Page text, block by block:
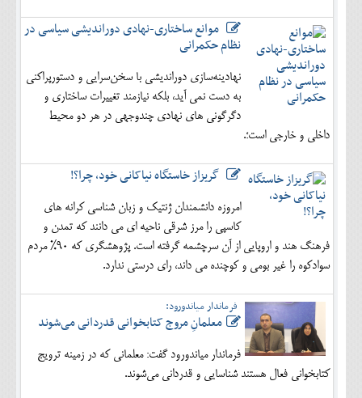
موانع ساختاری-نهادی دوراندیشی سیاسی در
نظام حکمرانی
نهادینه‌سازی دوراندیشی با سخن‌سرایی و دستورپراکنی
به دست نمی آید، بلکه نیازمند تغییرات ساختاری و
دگرگونی های نهادی چندوجهی در هر دو محیط
داخلی و خارجی است؛.
گریزاز خاستگاه نیاکانی خود، چرا؟!
امروزه دانشمندان ژنتیک و زبان شناسی کرانه های
کاسپی را مرز شرقی ناحیه ای می دانند که تمدن و
فرهنگ هند و اروپایی از آن سرچشمه گرفته است. پژوهشگری که 90% مردم
سوادکوه را غیر بومی و کوچنده می داند، رای درستی ندارد.
فرماندار میاندورود:
معلمانِ مروج کتابخوانی قدردانی می‌شوند
فرماندار میاندورود گفت: معلمانی که در زمینه ترویج
کتابخوانی فعال هستند شناسایی و قدردانی می‌شوند.